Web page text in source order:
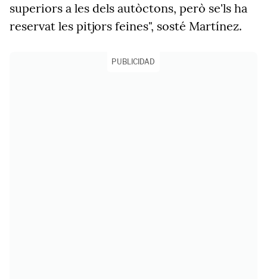
superiors a les dels autòctons, però se'ls ha
reservat les pitjors feines", sosté Martínez.
PUBLICIDAD